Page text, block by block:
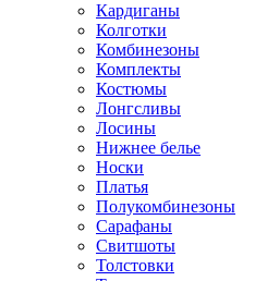
Кардиганы
Колготки
Комбинезоны
Комплекты
Костюмы
Лонгсливы
Лосины
Нижнее белье
Носки
Платья
Полукомбинезоны
Сарафаны
Свитшоты
Толстовки